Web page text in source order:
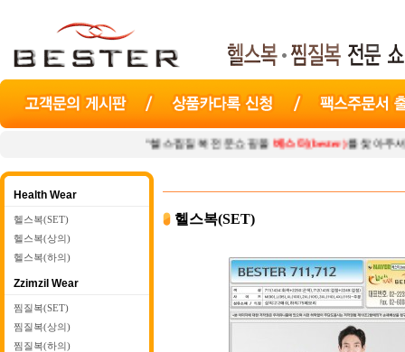
"헬스찜질복 전문쇼핑몰 베스터(bester) 를 찾아주셔서 감사합니
Health Wear
헬스복(SET)
헬스복(상의)
헬스복(하의)
Zzimzil Wear
찜질복(SET)
찜질복(상의)
찜질복(하의)
헬스복(SET)